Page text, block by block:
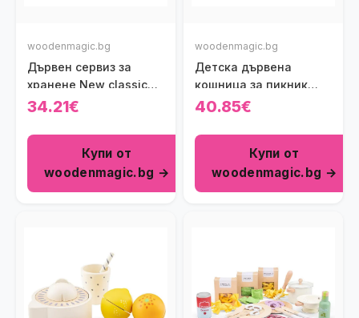
woodenmagic.bg
Дървен сервиз за
хранене New classic
toys
34.21€
Купи от
woodenmagic.bg →
woodenmagic.bg
Детска дървена
кошница за пикник
New Classic Toys
40.85€
Купи от
woodenmagic.bg →